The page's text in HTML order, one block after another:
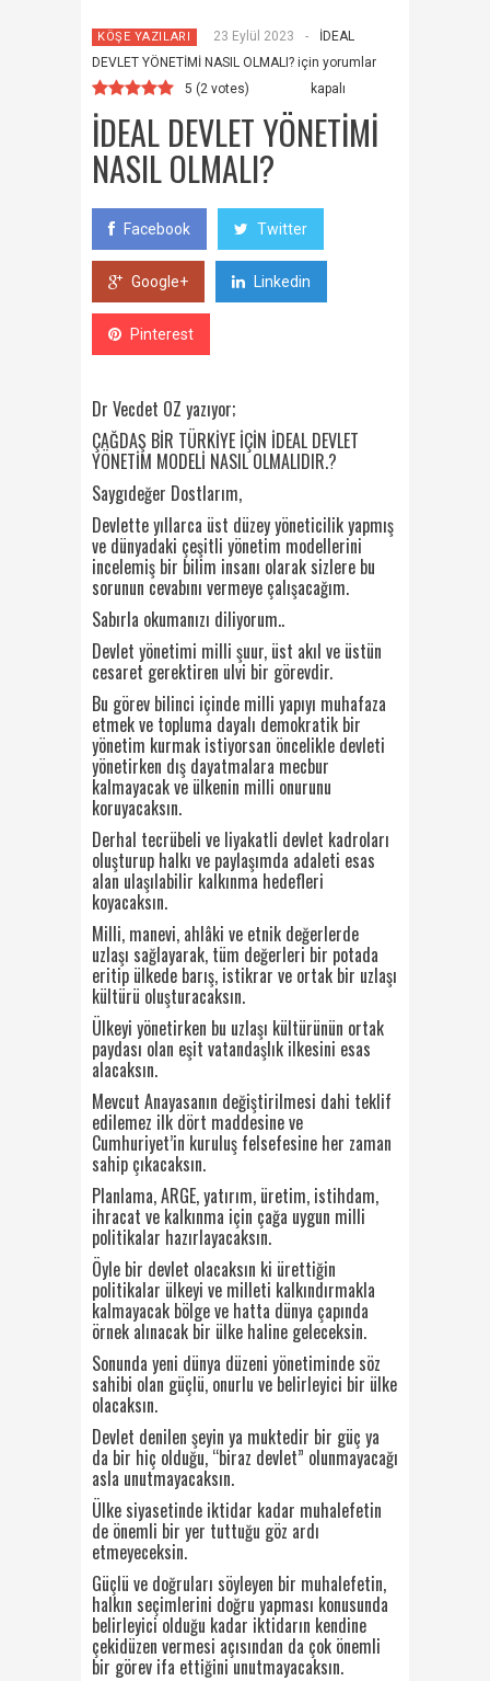
KÖŞE YAZILARI 23 Eylül 2023 -
İDEAL
DEVLET YÖNETİMİ NASIL OLMALI? için yorumlar
kapalı
5 (2 votes)
İDEAL DEVLET YÖNETİMİ
NASIL OLMALI?
Facebook Twitter
Google+ Linkedin
Pinterest
Dr Vecdet ÖZ yazıyor;
ÇAĞDAŞ BİR TÜRKİYE İÇİN İDEAL DEVLET
YÖNETİM MODELİ NASIL OLMALIDIR.?
Saygıdeğer Dostlarım,
Devlette yıllarca üst düzey yöneticilik yapmış
ve dünyadaki çeşitli yönetim modellerini
incelemiş bir bilim insanı olarak sizlere bu
sorunun cevabını vermeye çalışacağım.
Sabırla okumanızı diliyorum..
Devlet yönetimi milli şuur, üst akıl ve üstün
cesaret gerektiren ulvi bir görevdir.
Bu görev bilinci içinde milli yapıyı muhafaza
etmek ve topluma dayalı demokratik bir
yönetim kurmak istiyorsan öncelikle devleti
yönetirken dış dayatmalara mecbur
kalmayacak ve ülkenin milli onurunu
koruyacaksın.
Derhal tecrübeli ve liyakatli devlet kadroları
oluşturup halkı ve paylaşımda adaleti esas
alan ulaşılabilir kalkınma hedefleri
koyacaksın.
Milli, manevi, ahlâki ve etnik değerlerde
uzlaşı sağlayarak, tüm değerleri bir potada
eritip ülkede barış, istikrar ve ortak bir uzlaşı
kültürü oluşturacaksın.
Ülkeyi yönetirken bu uzlaşı kültürünün ortak
paydası olan eşit vatandaşlık ilkesini esas
alacaksın.
Mevcut Anayasanın değiştirilmesi dahi teklif
edilemez ilk dört maddesine ve
Cumhuriyet’in kuruluş felsefesine her zaman
sahip çıkacaksın.
Planlama, ARGE, yatırım, üretim, istihdam,
ihracat ve kalkınma için çağa uygun milli
politikalar hazırlayacaksın.
Öyle bir devlet olacaksın ki ürettiğin
politikalar ülkeyi ve milleti kalkındırmakla
kalmayacak bölge ve hatta dünya çapında
örnek alınacak bir ülke haline geleceksin.
Sonunda yeni dünya düzeni yönetiminde söz
sahibi olan güçlü, onurlu ve belirleyici bir ülke
olacaksın.
Devlet denilen şeyin ya muktedir bir güç ya
da bir hiç olduğu, “biraz devlet” olunmayacağı
asla unutmayacaksın.
Ülke siyasetinde iktidar kadar muhalefetin
de önemli bir yer tuttuğu göz ardı
etmeyeceksin.
Güçlü ve doğruları söyleyen bir muhalefetin,
halkın seçimlerini doğru yapması konusunda
belirleyici olduğu kadar iktidarın kendine
çekidüzen vermesi açısından da çok önemli
bir görev ifa ettiğini unutmayacaksın.